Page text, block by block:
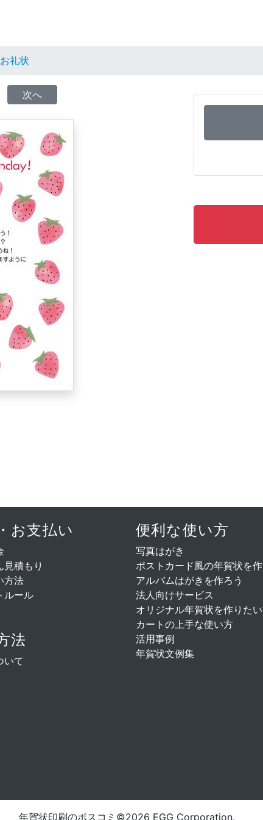
礼状
お支払い
見積もり
方法
ルール
法
いて
便利な使い方
写真はがき
ポストカード風の年賀状を作
アルバムはがきを作ろう
法人向けサービス
オリジナル年賀状を作りた
カートの上手な使い方
活用事例
年賀状文例集
年賀状印刷のポスコミ ©2026 EGG Corporation.